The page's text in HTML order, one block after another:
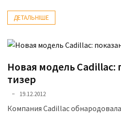
ДЕТАЛЬНІШЕ
Новая модель
тизер
19.12.2012
Компания Cadillac